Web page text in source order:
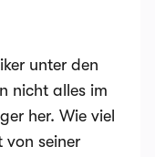
unter den
nicht alles im
her. Wie viel
von seiner